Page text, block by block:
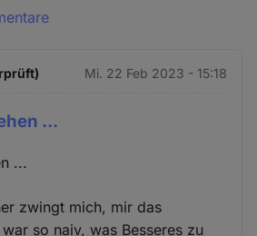
Mi. 22 Feb 2023 - 15:18
...
...
zwingt mich, mir das
so naiv, was Besseres zu